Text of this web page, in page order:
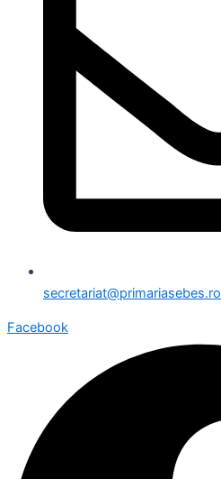
secretariat@primariasebes.ro
Facebook